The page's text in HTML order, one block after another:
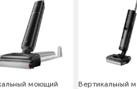
моющий
Вертикальный